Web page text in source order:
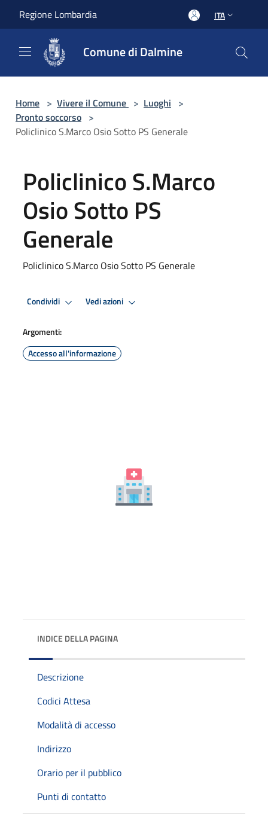
Regione Lombardia ITA
Comune di Dalmine
Home > Vivere il Comune > Luoghi >
Pronto soccorso >
Policlinico S.Marco Osio Sotto PS Generale
Policlinico S.Marco
Osio Sotto PS
Generale
Policlinico S.Marco Osio Sotto PS Generale
Condividi Vedi azioni
Argomenti:
Accesso all'informazione
INDICE DELLA PAGINA
Descrizione
Codici Attesa
Modalità di accesso
Indirizzo
Orario per il pubblico
Punti di contatto